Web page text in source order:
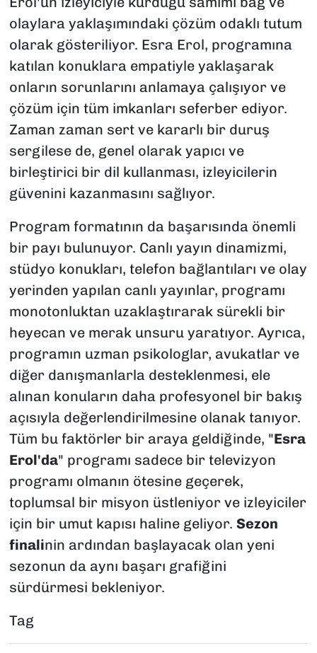
olaylara yaklaşımındaki çözüm odaklı tutum
olarak gösteriliyor. Esra Erol, programına
katılan konuklara empatiyle yaklaşarak
onların sorunlarını anlamaya çalışıyor ve
çözüm için tüm imkanları seferber ediyor.
Zaman zaman sert ve kararlı bir duruş
sergilese de, genel olarak yapıcı ve
birleştirici bir dil kullanması, izleyicilerin
güvenini kazanmasını sağlıyor.
Program formatının da başarısında önemli
bir payı bulunuyor. Canlı yayın dinamizmi,
stüdyo konukları, telefon bağlantıları ve olay
yerinden yapılan canlı yayınlar, programı
monotonluktan uzaklaştırarak sürekli bir
heyecan ve merak unsuru yaratıyor. Ayrıca,
programın uzman psikologlar, avukatlar ve
diğer danışmanlarla desteklenmesi, ele
alınan konuların daha profesyonel bir bakış
açısıyla değerlendirilmesine olanak tanıyor.
Tüm bu faktörler bir araya geldiğinde, "Esra
Erol'da" programı sadece bir televizyon
programı olmanın ötesine geçerek,
toplumsal bir misyon üstleniyor ve izleyiciler
için bir umut kapısı haline geliyor. Sezon
finalinin ardından başlayacak olan yeni
sezonun da aynı başarı grafiğini
sürdürmesi bekleniyor.
Tag